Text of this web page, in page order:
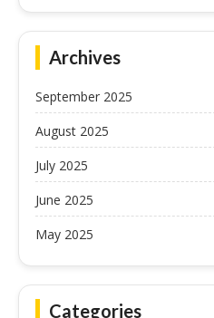
Archives
September 2025
August 2025
July 2025
June 2025
May 2025
Categories